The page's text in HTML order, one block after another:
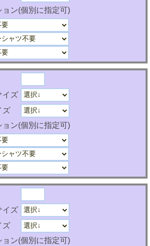
ン(個別に指定可)
ズ
ズ
ン(個別に指定可)
ズ
ズ
ン(個別に指定可)